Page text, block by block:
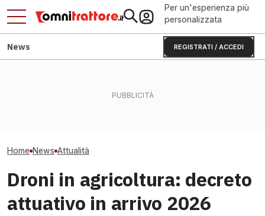
Per un'esperienza più
personalizzata
REGISTRATI / ACCEDI
News
Home News Attualità
Droni in agricoltura: decreto
attuativo in arrivo 2026